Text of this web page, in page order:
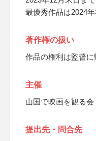
最優秀作品は2024
著作権の扱い
作品の権利は監督に
主催
山国で映画を観る会
提出先・問合先